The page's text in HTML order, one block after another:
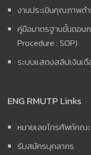
งานประเมินคุณภาพต
คู่มือมาตรฐานขั้นตอน
Procedure : SOP)
ระบบแสดงสลิปเงินเ
ENG RMUTP Links
หมายเลขโทรศัพท์คณ
รับสมัครบุคลากร